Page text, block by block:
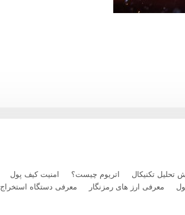
تحلیل تکنیکال اتریوم چیست؟ امنیت کیف پول
معرفی ارز های رمزنگار معرفی دستگاه استخراج